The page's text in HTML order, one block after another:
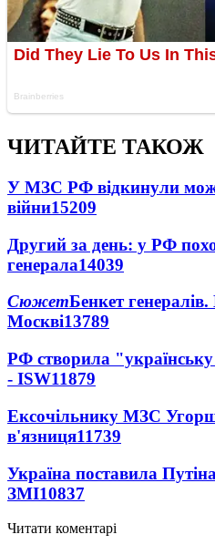
ЧИТАЙТЕ ТАКОЖ
У МЗС РФ відкинули
війни15209
Другий за день: у РФ
генерала14039
СюжетБенкет
Москві13789
РФ створила
- ISW11879
Ексочільнику МЗС
в'язниця11739
Україна поставила
ЗМІ10837
Читати коментарі